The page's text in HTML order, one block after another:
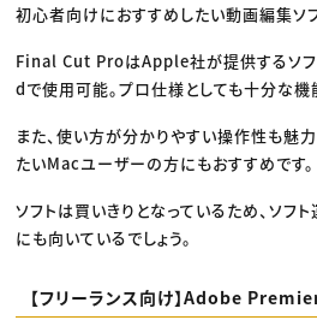
初心者向けにおすすめしたい動画編集ソ
Final Cut ProはApple社が提供するソフ
dで使用可能。プロ仕様としても十分な機
また、使い方が分かりやすい操作性も魅
たいMacユーザーの方にもおすすめです。
ソフトは買いきりとなっているため、ソフ
にも向いているでしょう。
【フリーランス向け】Adobe